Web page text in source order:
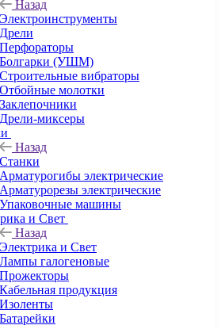
Назад
Электроинструменты
Дрели
Перфораторы
Болгарки (УШМ)
Строительные вибраторы
Отбойные молотки
Заклепочники
Дрели-миксеры
Назад
Станки
Арматурогибы электрические
Арматурорезы электрические
Упаковочные машины
и Свет
Назад
Электрика и Свет
Лампы галогеновые
Прожекторы
Кабельная продукция
Изоленты
Батарейки